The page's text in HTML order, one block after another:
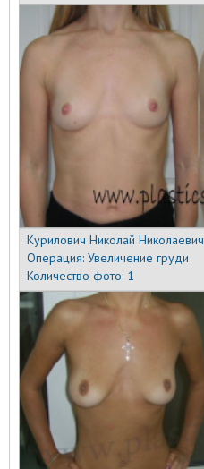
Курилович Николай Николаевич
Операция:Увеличение груди
Количество фото: 1